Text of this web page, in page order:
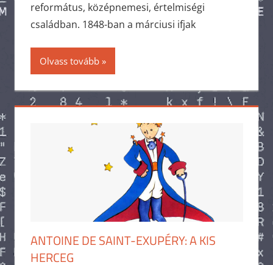
református, középnemesi, értelmiségi
családban. 1848-ban a márciusi ifjak
Olvass tovább
ANTOINE DE SAINT-EXUPÉRY: A KIS
HERCEG